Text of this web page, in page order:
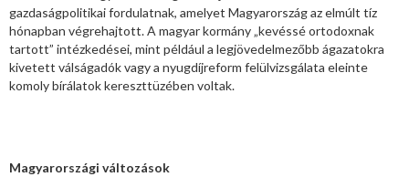
gazdaságpolitikai fordulatnak, amelyet Magyarország az elmúlt tíz
hónapban végrehajtott. A magyar kormány „kevéssé ortodoxnak
tartott” intézkedései, mint például a legjövedelmezőbb ágazatokra
kivetett válságadók vagy a nyugdíjreform felülvizsgálata eleinte
komoly bírálatok kereszttüzében voltak.
Magyarországi változások